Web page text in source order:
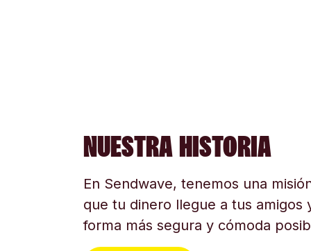
NUESTRA HISTORIA
En Sendwave, tenemos una
que tu dinero llegue a tus amigos
forma más segura y cómoda